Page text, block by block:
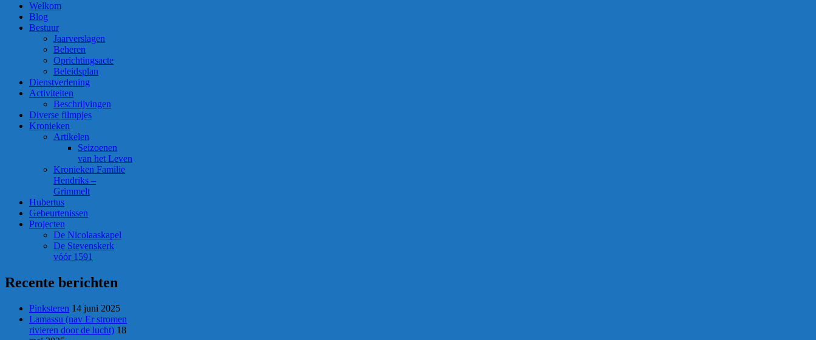
Welkom
Blog
Bestuur
Jaarverslagen
Beheren
Oprichtingsacte
Beleidsplan
Dienstverlening
Activiteiten
Beschrijvingen
Diverse filmpjes
Kronieken
Artikelen
Seizoenen
van het Leven
Kronieken Familie
Hendriks –
Grimmelt
Hubertus
Gebeurtenissen
Projecten
De Nicolaaskapel
De Stevenskerk
vóór 1591
Recente berichten
Pinksteren 14 juni 2025
Lamassu (nav Er stromen
rivieren door de lucht) 18